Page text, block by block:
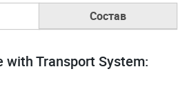
Состав
with Transport System: